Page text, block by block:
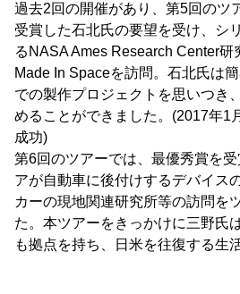
過去2回の開催があり、第5回のツ
受賞した石北氏の要望を受け、シ
るNASA Ames Research Center研
Made In Spaceを訪問。石北氏は
での製作プロジェクトを思いつき
めることができました。(2017年1
成功)
第6回のツアーでは、最優秀賞を
アが自動車に後付けするデバイス
カーの現地関連研究所等の訪問を
た。本ツアーをきっかけに三野氏
も拠点を持ち、日米を往復する生